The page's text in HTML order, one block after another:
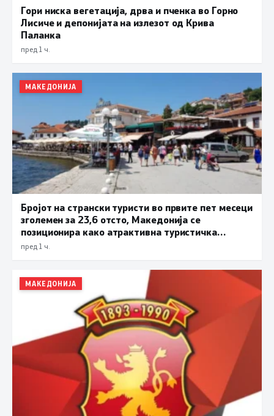
Гори ниска вегетација, дрва и пченка во Горно
Лисиче и депонијата на излезот од Крива
Паланка
пред 1 ч.
МАКЕДОНИЈА
Бројот на странски туристи во првите пет месеци
зголемен за 23,6 отсто, Македонија се
позиционира како атрактивна туристичка
дестинација
пред 1 ч.
МАКЕДОНИЈА